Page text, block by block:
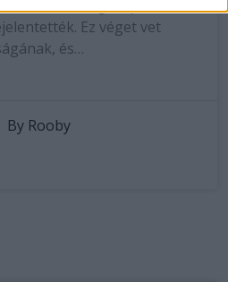
Ez véget vet
és…
By Rooby